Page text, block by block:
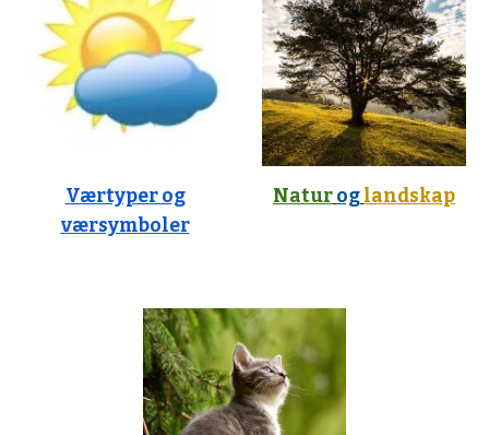
Værtyper og
værsymboler
Naturoglandskap